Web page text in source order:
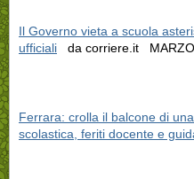
Il Governo vieta a scuola
ufficiali
da corriere.it
Ferrara: crolla il balcone di
scolastica, feriti docente e